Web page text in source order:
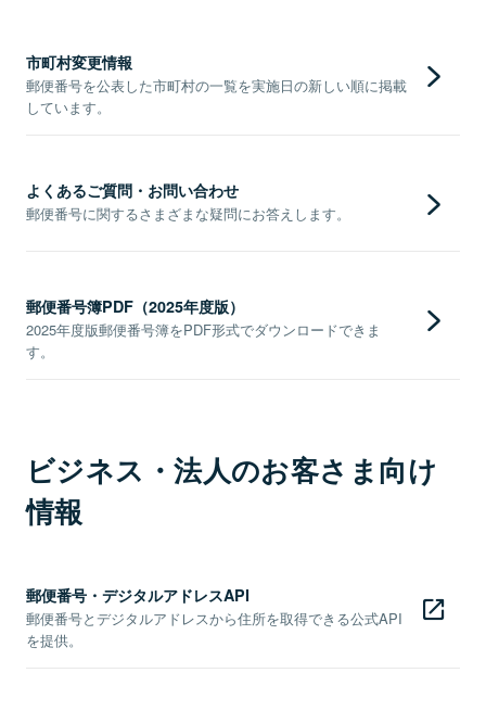
市町村変更情報
郵便番号を公表した市町村の一覧を実施日の新しい順に掲載
しています。
よくあるご質問・お問い合わせ
郵便番号に関するさまざまな疑問にお答えします。
郵便番号簿PDF（2025年度版）
2025年度版郵便番号簿をPDF形式でダウンロードできま
す。
ビジネス・法人のお客さま向け
情報
郵便番号・デジタルアドレスAPI
郵便番号とデジタルアドレスから住所を取得できる公式API
を提供。